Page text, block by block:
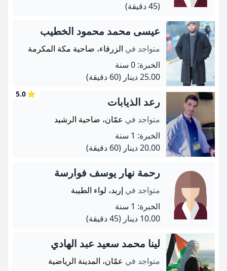
(45 دقيقة)
عيسى محمد محمود الخطيب
متواجد في الزرقاء، ضاحية مكة المكرمة
الخبرة: 0 سنة
25.00 دينار
(60 دقيقة)
⭐
5.0
رعد الذيابات
متواجد في عمّان، ضاحية الرشيد
الخبرة: 1 سنة
20.00 دينار
(60 دقيقة)
رحمة نهار يوسف فوارسة
متواجد في إربد، لواء الطيبة
الخبرة: 1 سنة
10.00 دينار
(45 دقيقة)
لينا محمد سعيد عبد الهادي
متواجد في عمّان، المدينة الرياضية